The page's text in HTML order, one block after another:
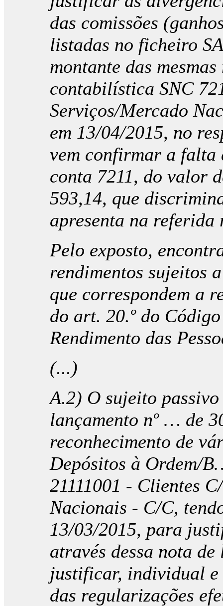
das comissões
listadas no ficheiro
montante das
contabilística SNC
Serviços/Mercado
em 13/04/2015, no
vem confirmar a falta
conta 7211, do valor
593,14, que
apresenta na referida
Pelo exposto,
rendimentos sujeitos
que correspondem a
do art. 20.º do
Rendimento das
(...)
A.2) O sujeito
lançamento nº … de
reconhecimento de
Depósitos à Ordem/
21111001 - Clientes
Nacionais - C/C,
13/03/2015, para
através dessa nota
justificar, individual e
das regularizações